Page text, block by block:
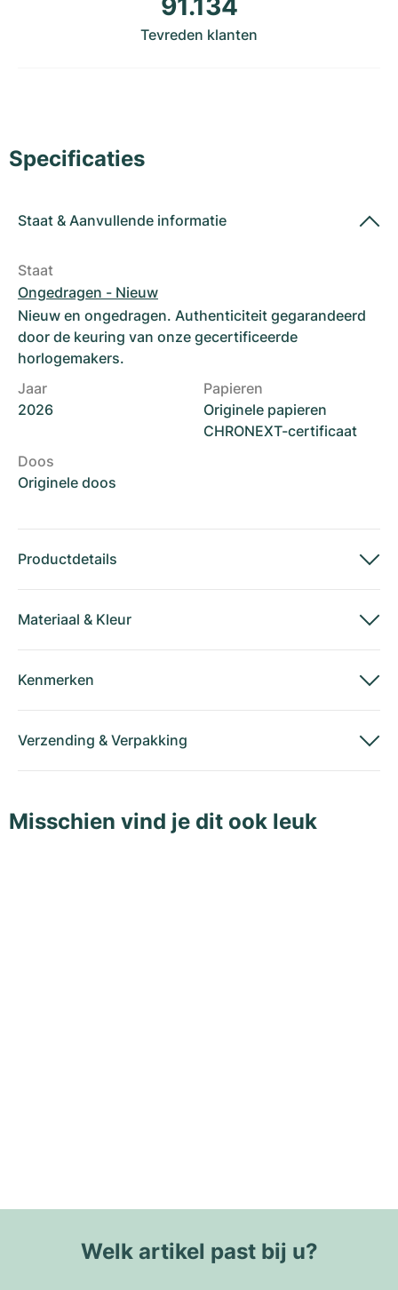
91.134
Tevreden klanten
Specificaties
Staat & Aanvullende informatie
Staat
Ongedragen - Nieuw
Nieuw en ongedragen. Authenticiteit gegarandeerd
door de keuring van onze gecertificeerde
horlogemakers.
Jaar
2026
Papieren
Originele papieren
CHRONEXT-certificaat
Doos
Originele doos
Productdetails
Materiaal & Kleur
Kenmerken
Verzending & Verpakking
Misschien vind je dit ook leuk
Welk artikel past bij u?